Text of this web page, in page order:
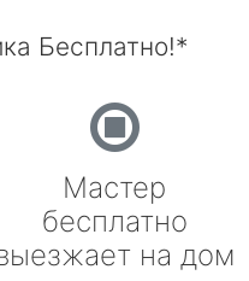
Бесплатно!*
Мастер
бесплатно
на дом